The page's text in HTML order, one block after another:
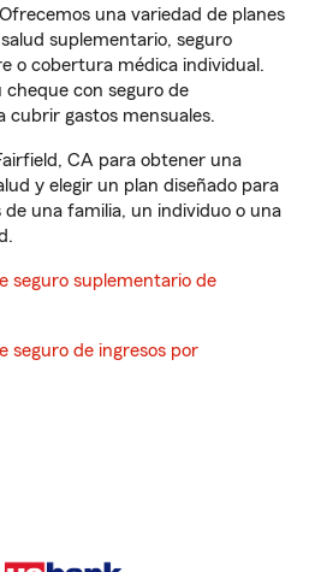
una variedad de planes
suplementario, seguro
o cobertura médica individual.
cheque con seguro de
cubrir gastos mensuales.
CA para obtener una
y elegir un plan diseñado para
de una familia, un individuo o una
seguro suplementario de
seguro de ingresos por